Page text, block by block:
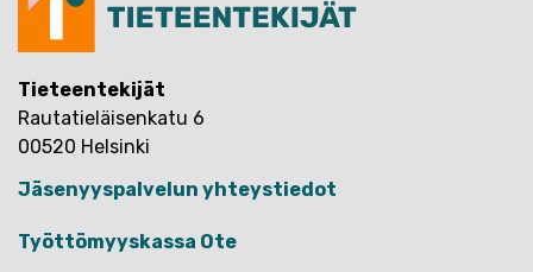
Tieteentekijät
Rautatieläisenkatu 6
00520 Helsinki
Jäsenyyspalvelun yhteystiedot
Työttömyyskassa Ote